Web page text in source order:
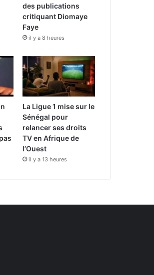
des publications
critiquant Diomaye
Faye
il y a 8 heures
La Ligue 1 mise sur le
Sénégal pour
relancer ses droits
TV en Afrique de
l’Ouest
il y a 13 heures